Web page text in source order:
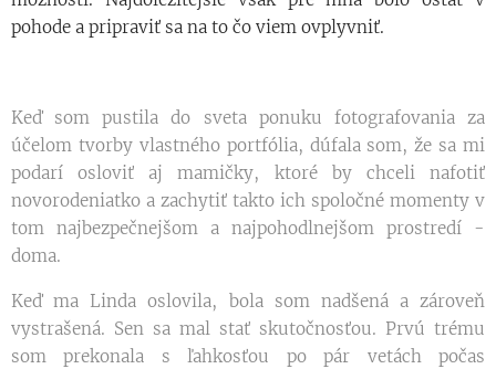
pohode a pripraviť sa na to čo viem ovplyvniť.
Keď som pustila do sveta ponuku fotografovania za
účelom tvorby vlastného portfólia, dúfala som, že sa mi
podarí osloviť aj mamičky, ktoré by chceli nafotiť
novorodeniatko a zachytiť takto ich spoločné momenty v
tom najbezpečnejšom a najpohodlnejšom prostredí -
doma.
Keď ma Linda oslovila, bola som nadšená a zároveň
vystrašená. Sen sa mal stať skutočnosťou. Prvú trému
som prekonala s ľahkosťou po pár vetách počas